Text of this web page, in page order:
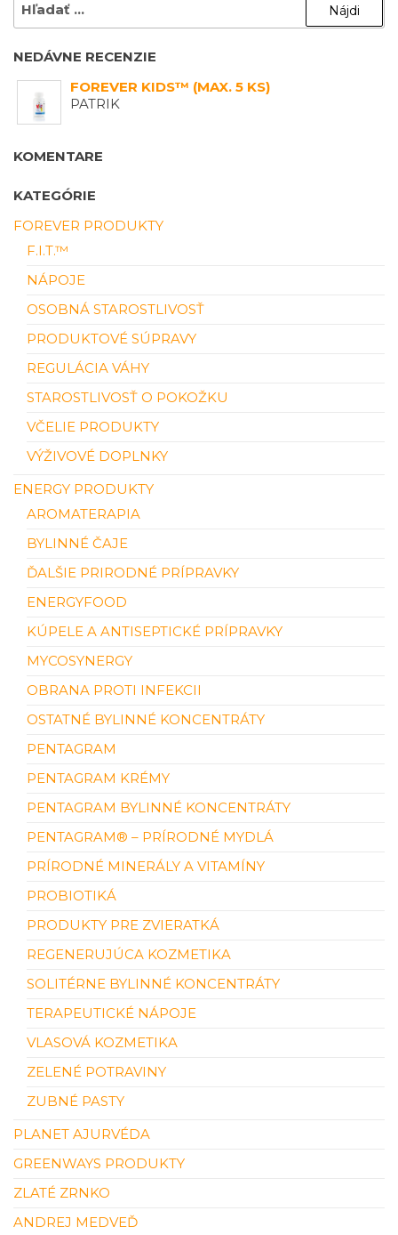
NEDÁVNE RECENZIE
FOREVER KIDS™ (MAX. 5 KS)
PATRIK
KOMENTARE
KATEGÓRIE
FOREVER PRODUKTY
F.I.T.™
NÁPOJE
OSOBNÁ STAROSTLIVOSŤ
PRODUKTOVÉ SÚPRAVY
REGULÁCIA VÁHY
STAROSTLIVOSŤ O POKOŽKU
VČELIE PRODUKTY
VÝŽIVOVÉ DOPLNKY
ENERGY PRODUKTY
AROMATERAPIA
BYLINNÉ ČAJE
ĎALŠIE PRIRODNÉ PRÍPRAVKY
ENERGYFOOD
KÚPELE A ANTISEPTICKÉ PRÍPRAVKY
MYCOSYNERGY
OBRANA PROTI INFEKCII
OSTATNÉ BYLINNÉ KONCENTRÁTY
PENTAGRAM
PENTAGRAM KRÉMY
PENTAGRAM BYLINNÉ KONCENTRÁTY
PENTAGRAM® – PRÍRODNÉ MYDLÁ
PRÍRODNÉ MINERÁLY A VITAMÍNY
PROBIOTIKÁ
PRODUKTY PRE ZVIERATKÁ
REGENERUJÚCA KOZMETIKA
SOLITÉRNE BYLINNÉ KONCENTRÁTY
TERAPEUTICKÉ NÁPOJE
VLASOVÁ KOZMETIKA
ZELENÉ POTRAVINY
ZUBNÉ PASTY
PLANET AJURVÉDA
GREENWAYS PRODUKTY
ZLATÉ ZRNKO
ANDREJ MEDVEĎ